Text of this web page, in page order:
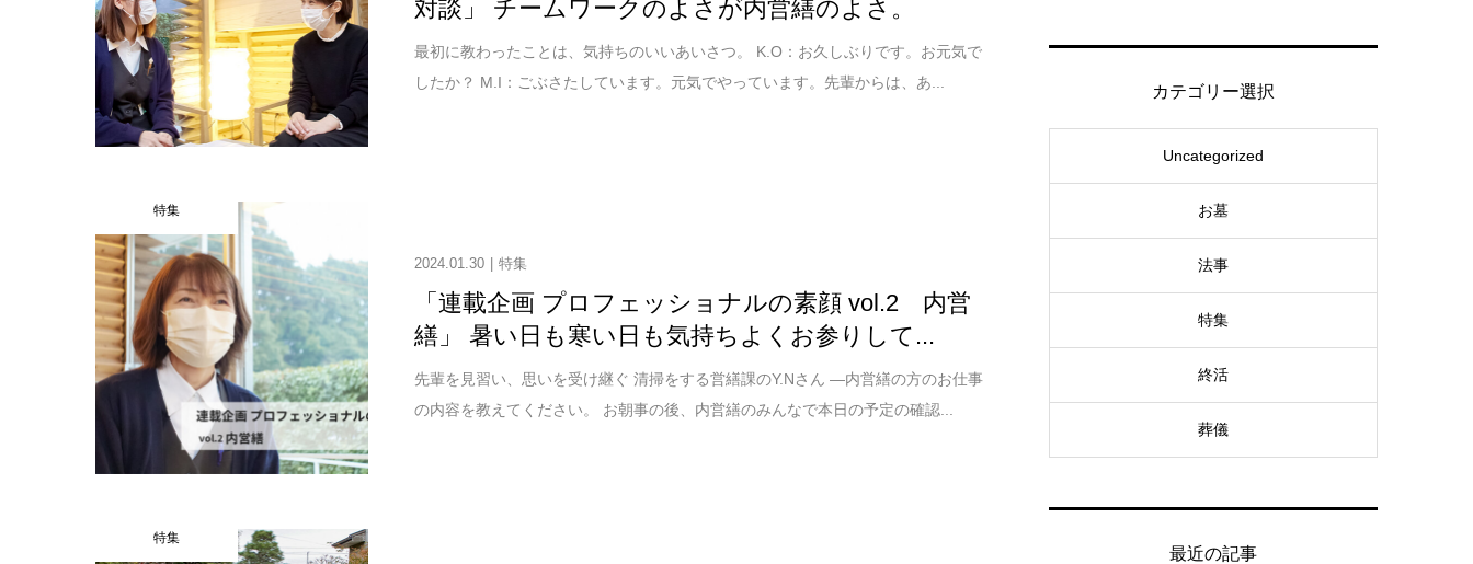
対談」 チームワークのよさが内営繕のよさ。
最初に教わったことは、気持ちのいいあいさつ。 K.O：お久しぶりです。お元気で
したか？ M.I：ごぶさたしています。元気でやっています。先輩からは、あ...
特集
2024.01.30 特集
「連載企画 プロフェッショナルの素顔 vol.2 内営
繕」 暑い日も寒い日も気持ちよくお参りして...
先輩を見習い、思いを受け継ぐ 清掃をする営繕課のY.Nさん ―内営繕の方のお仕事
の内容を教えてください。 お朝事の後、内営繕のみんなで本日の予定の確認...
特集
カテゴリー選択
Uncategorized
お墓
法事
特集
終活
葬儀
最近の記事